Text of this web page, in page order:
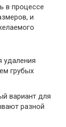
в процессе
и
удаления
грубых
вариант для
разной